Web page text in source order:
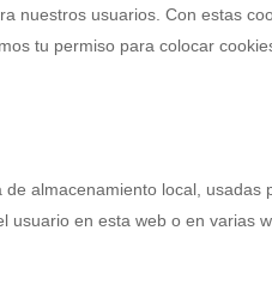
nuestros usuarios. Con estas
tu permiso para colocar
almacenamiento local, usadas
usuario en esta web o en varias